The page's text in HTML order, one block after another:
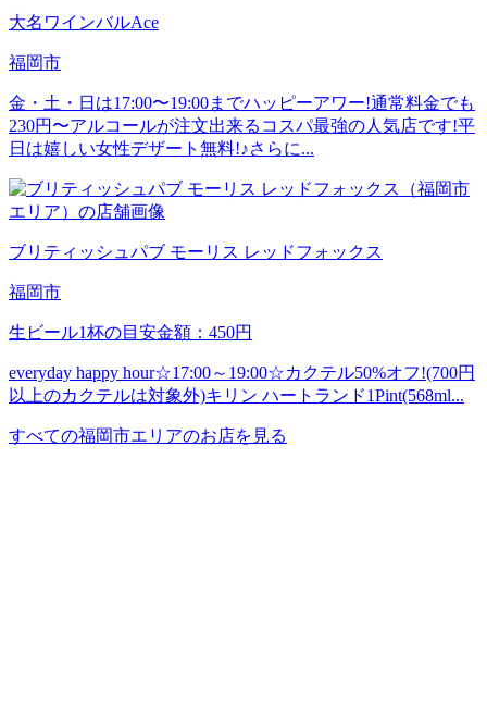
大名ワインバルAce
福岡市
金・土・日は17:00〜19:00までハッピーアワー!通常料金でも
230円〜アルコールが注文出来るコスパ最強の人気店です!平
日は嬉しい女性デザート無料!♪さらに...
ブリティッシュパブ モーリス レッドフォックス
福岡市
生ビール1杯の目安金額：450円
everyday happy hour☆17:00～19:00☆カクテル50%オフ!(700円
以上のカクテルは対象外)キリン ハートランド1Pint(568ml...
すべての福岡市エリアのお店を見る